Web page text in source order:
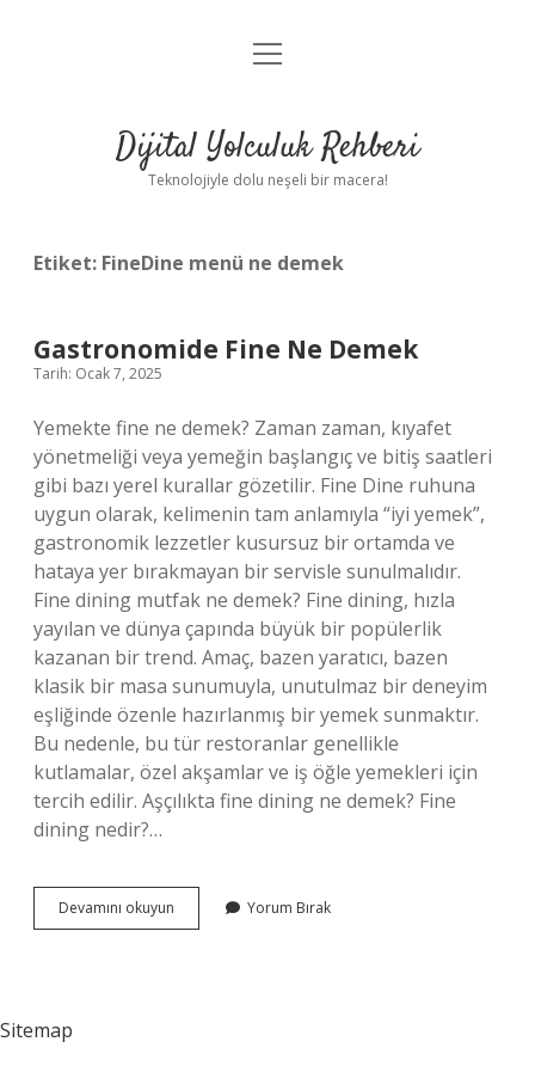
Anasayfa
Yasal Uyarı
menüyü
Dijital Yolculuk Rehberi
Teknolojiyle dolu neşeli bir macera!
Etiket: FineDine menü ne demek
Gastronomide Fine Ne Demek
Tarih: Ocak 7, 2025
Yemekte fine ne demek? Zaman zaman, kıyafet
yönetmeliği veya yemeğin başlangıç ​​ve bitiş saatleri
gibi bazı yerel kurallar gözetilir. Fine Dine ruhuna
uygun olarak, kelimenin tam anlamıyla “iyi yemek”,
gastronomik lezzetler kusursuz bir ortamda ve
hataya yer bırakmayan bir servisle sunulmalıdır.
Fine dining mutfak ne demek? Fine dining, hızla
yayılan ve dünya çapında büyük bir popülerlik
kazanan bir trend. Amaç, bazen yaratıcı, bazen
klasik bir masa sunumuyla, unutulmaz bir deneyim
eşliğinde özenle hazırlanmış bir yemek sunmaktır.
Bu nedenle, bu tür restoranlar genellikle
kutlamalar, özel akşamlar ve iş öğle yemekleri için
tercih edilir. Aşçılıkta fine dining ne demek? Fine
dining nedir?…
Devamını okuyun Gastronomide
Fine
Yorum Bırak
Sitemap